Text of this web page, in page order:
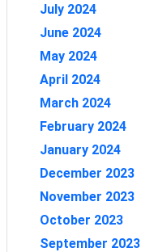
July 2024
June 2024
May 2024
April 2024
March 2024
February 2024
January 2024
December 2023
November 2023
October 2023
September 2023